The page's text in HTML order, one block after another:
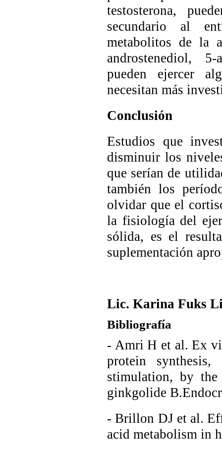
testosterona,
secundario al
metabolitos de la
androstenediol,
pueden ejercer
necesitan más
Conclusión
Estudios que
disminuir los
que serían de
también los
olvidar que el
la fisiología del
sólida, es el
suplementación
Lic. Karina Fuks
Bibliografía
- Amri H et al. Ex
protein synthesis,
stimulation, by
ginkgolide
- Brillon DJ et al.
acid metabolism in